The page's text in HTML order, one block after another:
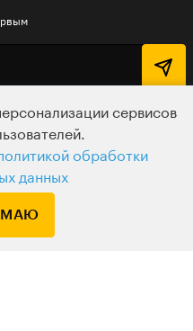
сервисов
обработки
данных